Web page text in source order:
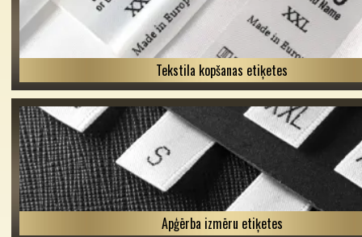
Tekstila kopšanas etiķetes
Apģērba izmēru etiķetes